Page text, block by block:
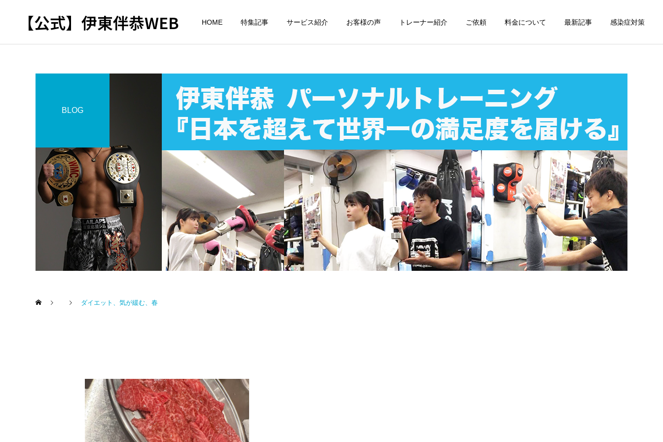
【公式】伊東伴恭WEB HOME 特集記事 サービス紹介 お客様の声 トレーナー紹介 ご依頼 料金について 最新記事 感染症対策
詳細を見る
出張 講演 セミナー 運動・体操教室 グループレッスン
自宅に器具がなくてもキッ
クボクシングはできる？｜
東京 出張パーソナル 元日
キックボクシングで本当に
痩せますか？｜元日本王者
が消費カロリーと週の回数
で答えます
パーソナルトレーニ
パーソナルトレーナーの選
び方｜失敗しない7つの確
認ポイントを元日本王者が
パーソナルトレーニ
勝どきでキックボクシング
をマンツーマンで習えます
か？｜元日本王者が教える
中央区のパーソナル
出張パーソナルトレ
部屋が狭くても出張パーソ
ナルは受けられる？｜東京
出張キックボクシング 元日
本王者
出張パーソナルトレ
パーソナルって結局いくら
かかるの？ ジムと出張で何
が違うの？
BLOG
ダイエット、気が緩む、春